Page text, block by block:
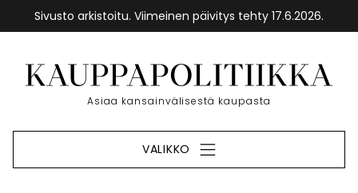
Sivusto arkistoitu. Viimeinen päivitys tehty 17.6.2026.
sisältöön
Etusivu
Asiaa kansainvälisestä kaupasta
VALIKKO